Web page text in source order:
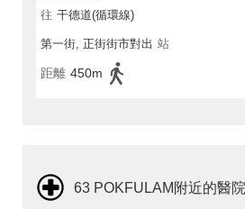
往 干德道(循環線)
第一街, 正街街市對出 站
距離 450m
63 POKFULAM附近的醫院